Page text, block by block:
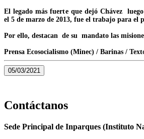
El legado más fuerte que dejó Chávez
el 5 de marzo de 2013, fue el trabajo para el
Por ello, destacan de su mandato las
Prensa Ecosocialismo (Minec) / Barinas /
05/03/2021
Contáctanos
Sede Principal de Inparques (Instituto